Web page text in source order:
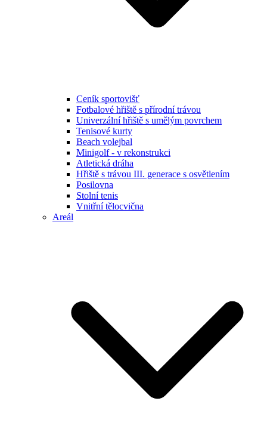
Ceník sportovišť
Fotbalové hřiště s přírodní trávou
Univerzální hřiště s umělým povrchem
Tenisové kurty
Beach volejbal
Minigolf - v rekonstrukci
Atletická dráha
Hřiště s trávou III. generace s osvětlením
Posilovna
Stolní tenis
Vnitřní tělocvična
Areál